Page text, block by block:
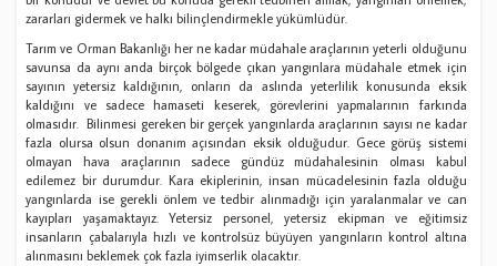
zararları gidermek ve halkı bilinçlendirmekle yükümlüdür.
Tarım ve Orman Bakanlığı her ne kadar müdahale araçlarının yeterli olduğunu
savunsa da aynı anda birçok bölgede çıkan yangınlara müdahale etmek için
sayının yetersiz kaldığının, onların da aslında yeterlilik konusunda eksik
kaldığını ve sadece hamaseti keserek, görevlerini yapmalarının farkında
olmasıdır. Bilinmesi gereken bir gerçek yangınlarda araçlarının sayısı ne kadar
fazla olursa olsun donanım açısından eksik olduğudur. Gece görüş sistemi
olmayan hava araçlarının sadece gündüz müdahalesinin olması kabul
edilemez bir durumdur. Kara ekiplerinin, insan mücadelesinin fazla olduğu
yangınlarda ise gerekli önlem ve tedbir alınmadığı için yaralanmalar ve can
kayıpları yaşamaktayız. Yetersiz personel, yetersiz ekipman ve eğitimsiz
insanların çabalarıyla hızlı ve kontrolsüz büyüyen yangınların kontrol altına
alınmasını beklemek çok fazla iyimserlik olacaktır.